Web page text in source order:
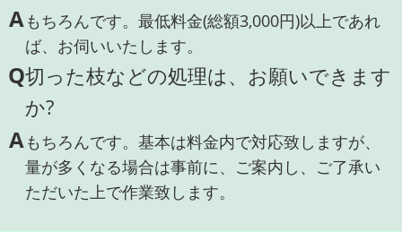
Aもちろんです。最低料金(総額3,000円)以上であれ
ば、お伺いいたします。
Q切った枝などの処理は、お願いできます
か?
Aもちろんです。基本は料金内で対応致しますが、
量が多くなる場合は事前に、ご案内し、ご了承い
ただいた上で作業致します。